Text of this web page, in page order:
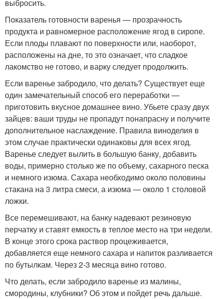
выбросить.
Показатель готовности варенья — прозрачность
продукта и равномерное расположение ягод в сиропе.
Если плоды плавают по поверхности или, наоборот,
расположены на дне, то это означает, что сладкое
лакомство не готово, и варку следует продолжить.
Если варенье забродило, что делать? Существует еще
один замечательный способ его переработки —
приготовить вкусное домашнее вино. Убьете сразу двух
зайцев: ваши труды не пропадут понапрасну и получите
дополнительное наслаждение. Правила виноделия в
этом случае практически одинаковы для всех ягод.
Варенье следует вылить в большую банку, добавить
воды, примерно столько же по объему, сахарного песка
и немного изюма. Сахара необходимо около половины
стакана на 3 литра смеси, а изюма — около 1 столовой
ложки.
Все перемешивают, на банку надевают резиновую
перчатку и ставят емкость в теплое место на три недели.
В конце этого срока раствор процеживается,
добавляется еще немного сахара и напиток разливается
по бутылкам. Через 2-3 месяца вино готово.
Что делать, если забродило варенье из малины,
смородины, клубники? Об этом и пойдет речь дальше.